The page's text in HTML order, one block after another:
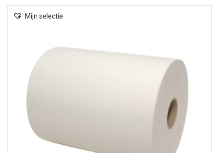
Mijn selectie